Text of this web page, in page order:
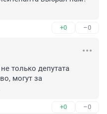
+0 –0
только депутата
могут за
+0 –0